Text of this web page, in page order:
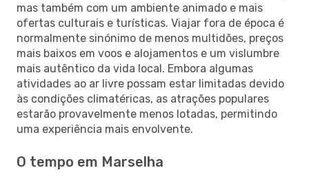
mas também com um ambiente animado e mais
ofertas culturais e turísticas. Viajar fora de época é
normalmente sinónimo de menos multidões, preços
mais baixos em voos e alojamentos e um vislumbre
mais autêntico da vida local. Embora algumas
atividades ao ar livre possam estar limitadas devido
às condições climatéricas, as atrações populares
estarão provavelmente menos lotadas, permitindo
uma experiência mais envolvente.
O tempo em Marselha